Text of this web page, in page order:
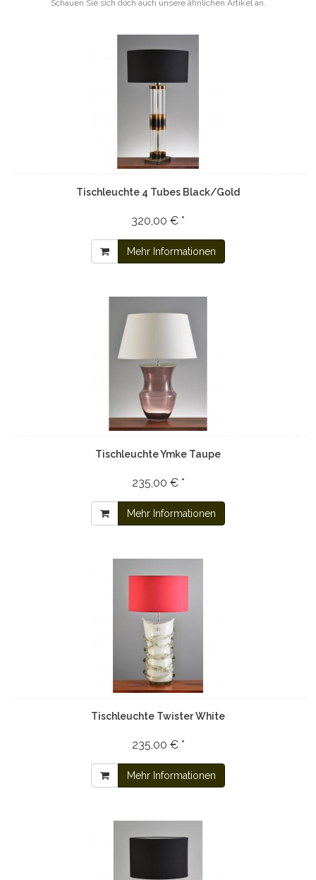
Schauen Sie sich doch auch unsere ähnlichen Artikel an.
Tischleuchte 4 Tubes Black/Gold
320,00 € *
Mehr Informationen
Tischleuchte Ymke Taupe
235,00 € *
Mehr Informationen
Tischleuchte Twister White
235,00 € *
Mehr Informationen